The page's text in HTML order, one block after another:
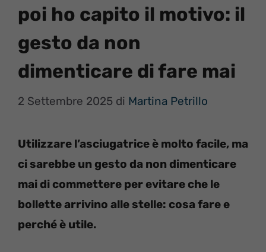
poi ho capito il motivo: il
gesto da non
dimenticare di fare mai
2 Settembre 2025 di Martina Petrillo
Utilizzare l’asciugatrice è molto facile, ma
ci sarebbe un gesto da non dimenticare
mai di commettere per evitare che le
bollette arrivino alle stelle: cosa fare e
perché è utile.